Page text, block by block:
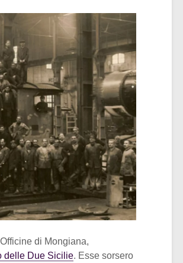
di Mongiana,
delle Due Sicilie. Esse sorsero